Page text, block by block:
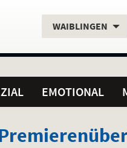
Aktueller
WAIBLINGEN
EMOTIONAL